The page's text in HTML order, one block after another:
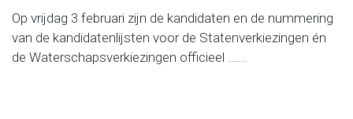
Op vrijdag 3 februari zijn de kandidaten en de nummering
van de kandidatenlijsten voor de Statenverkiezingen én
de Waterschapsverkiezingen officieel ......